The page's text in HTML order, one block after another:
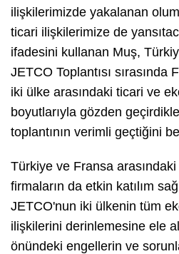
ilişkilerimizde yakalanan
ticari ilişkilerimize de
ifadesini kullanan Muş,
JETCO Toplantısı sırasında
iki ülke arasındaki ticari ve
boyutlarıyla gözden
toplantının verimli geçtiğini
Türkiye ve Fransa
firmaların da etkin katılım
JETCO'nun iki ülkenin tüm
ilişkilerini derinlemesine ele
önündeki engellerin ve